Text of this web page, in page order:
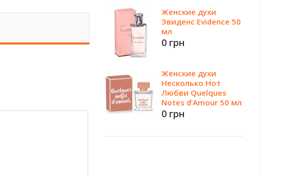
Женские духи
Эвиденс Evidence 50
мл
0 грн
Женские духи
Несколько Нот
Любви Quelques
Notes d’Amour 50 мл
0 грн